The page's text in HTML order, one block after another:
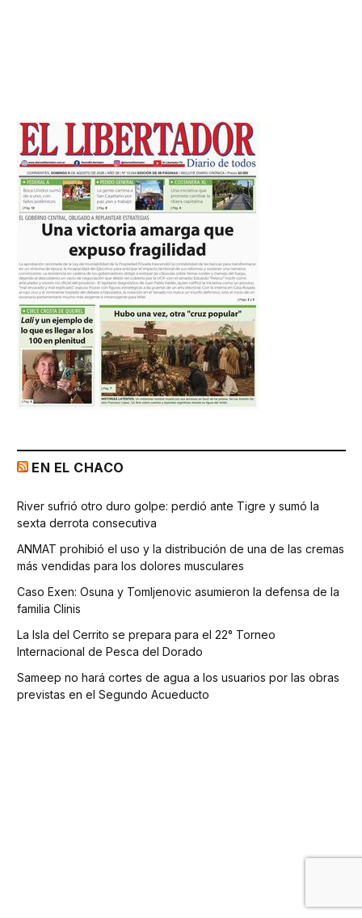
EN EL CHACO
River sufrió otro duro golpe: perdió ante Tigre y sumó la
sexta derrota consecutiva
ANMAT prohibió el uso y la distribución de una de las cremas
más vendidas para los dolores musculares
Caso Exen: Osuna y Tomljenovic asumieron la defensa de la
familia Clinis
La Isla del Cerrito se prepara para el 22° Torneo
Internacional de Pesca del Dorado
Sameep no hará cortes de agua a los usuarios por las obras
previstas en el Segundo Acueducto